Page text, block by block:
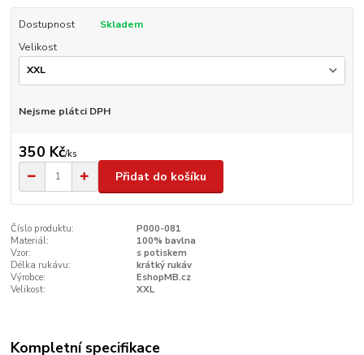
Dostupnost
Skladem
Velikost
Nejsme plátci DPH
350 Kč/ks
Přidat do košíku
Číslo produktu:
P000-081
Materiál:
100% bavlna
Vzor:
s potiskem
Délka rukávu:
krátký rukáv
Výrobce:
EshopMB.cz
Velikost:
XXL
Kompletní specifikace